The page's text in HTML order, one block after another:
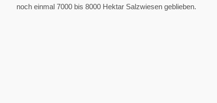
noch einmal 7000 bis 8000 Hektar Salzwiesen geblieben.